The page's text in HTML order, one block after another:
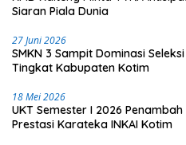
Siaran Piala Dunia
27 Juni 2026
SMKN 3 Sampit Dominasi
Tingkat Kabupaten Kotim
18 Mei 2026
UKT Semester I 2026
Prestasi Karateka INKAI Kotim